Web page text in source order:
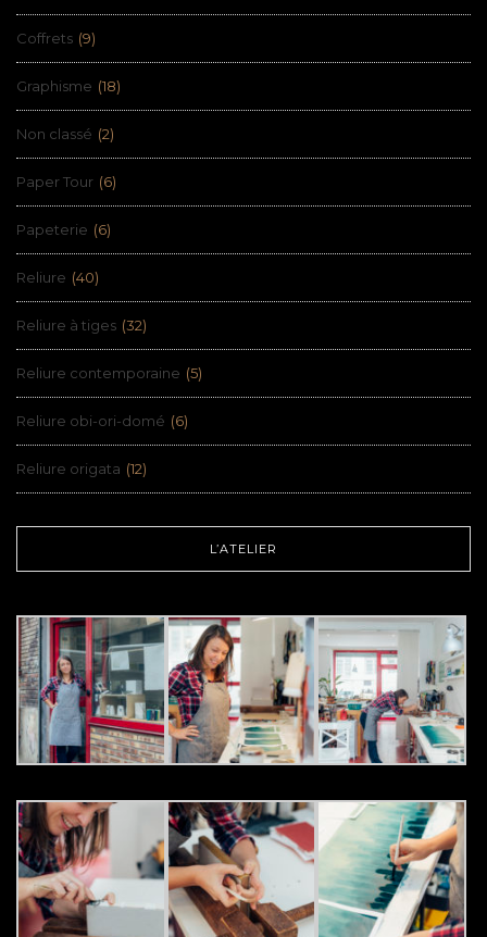
Coffrets (9)
Graphisme (18)
Non classé (2)
Paper Tour (6)
Papeterie (6)
Reliure (40)
Reliure à tiges (32)
Reliure contemporaine (5)
Reliure obi-ori-domé (6)
Reliure origata (12)
L’ATELIER